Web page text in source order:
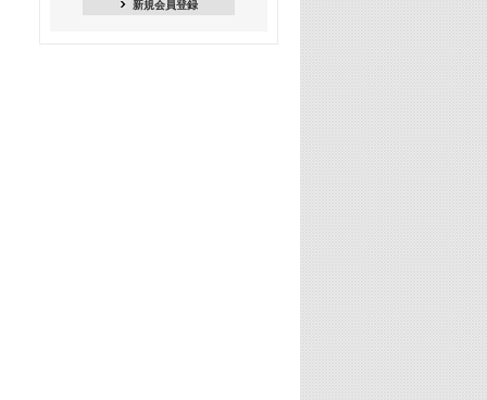
あのころK-POPヒッツ! 2021年
新規会員登録